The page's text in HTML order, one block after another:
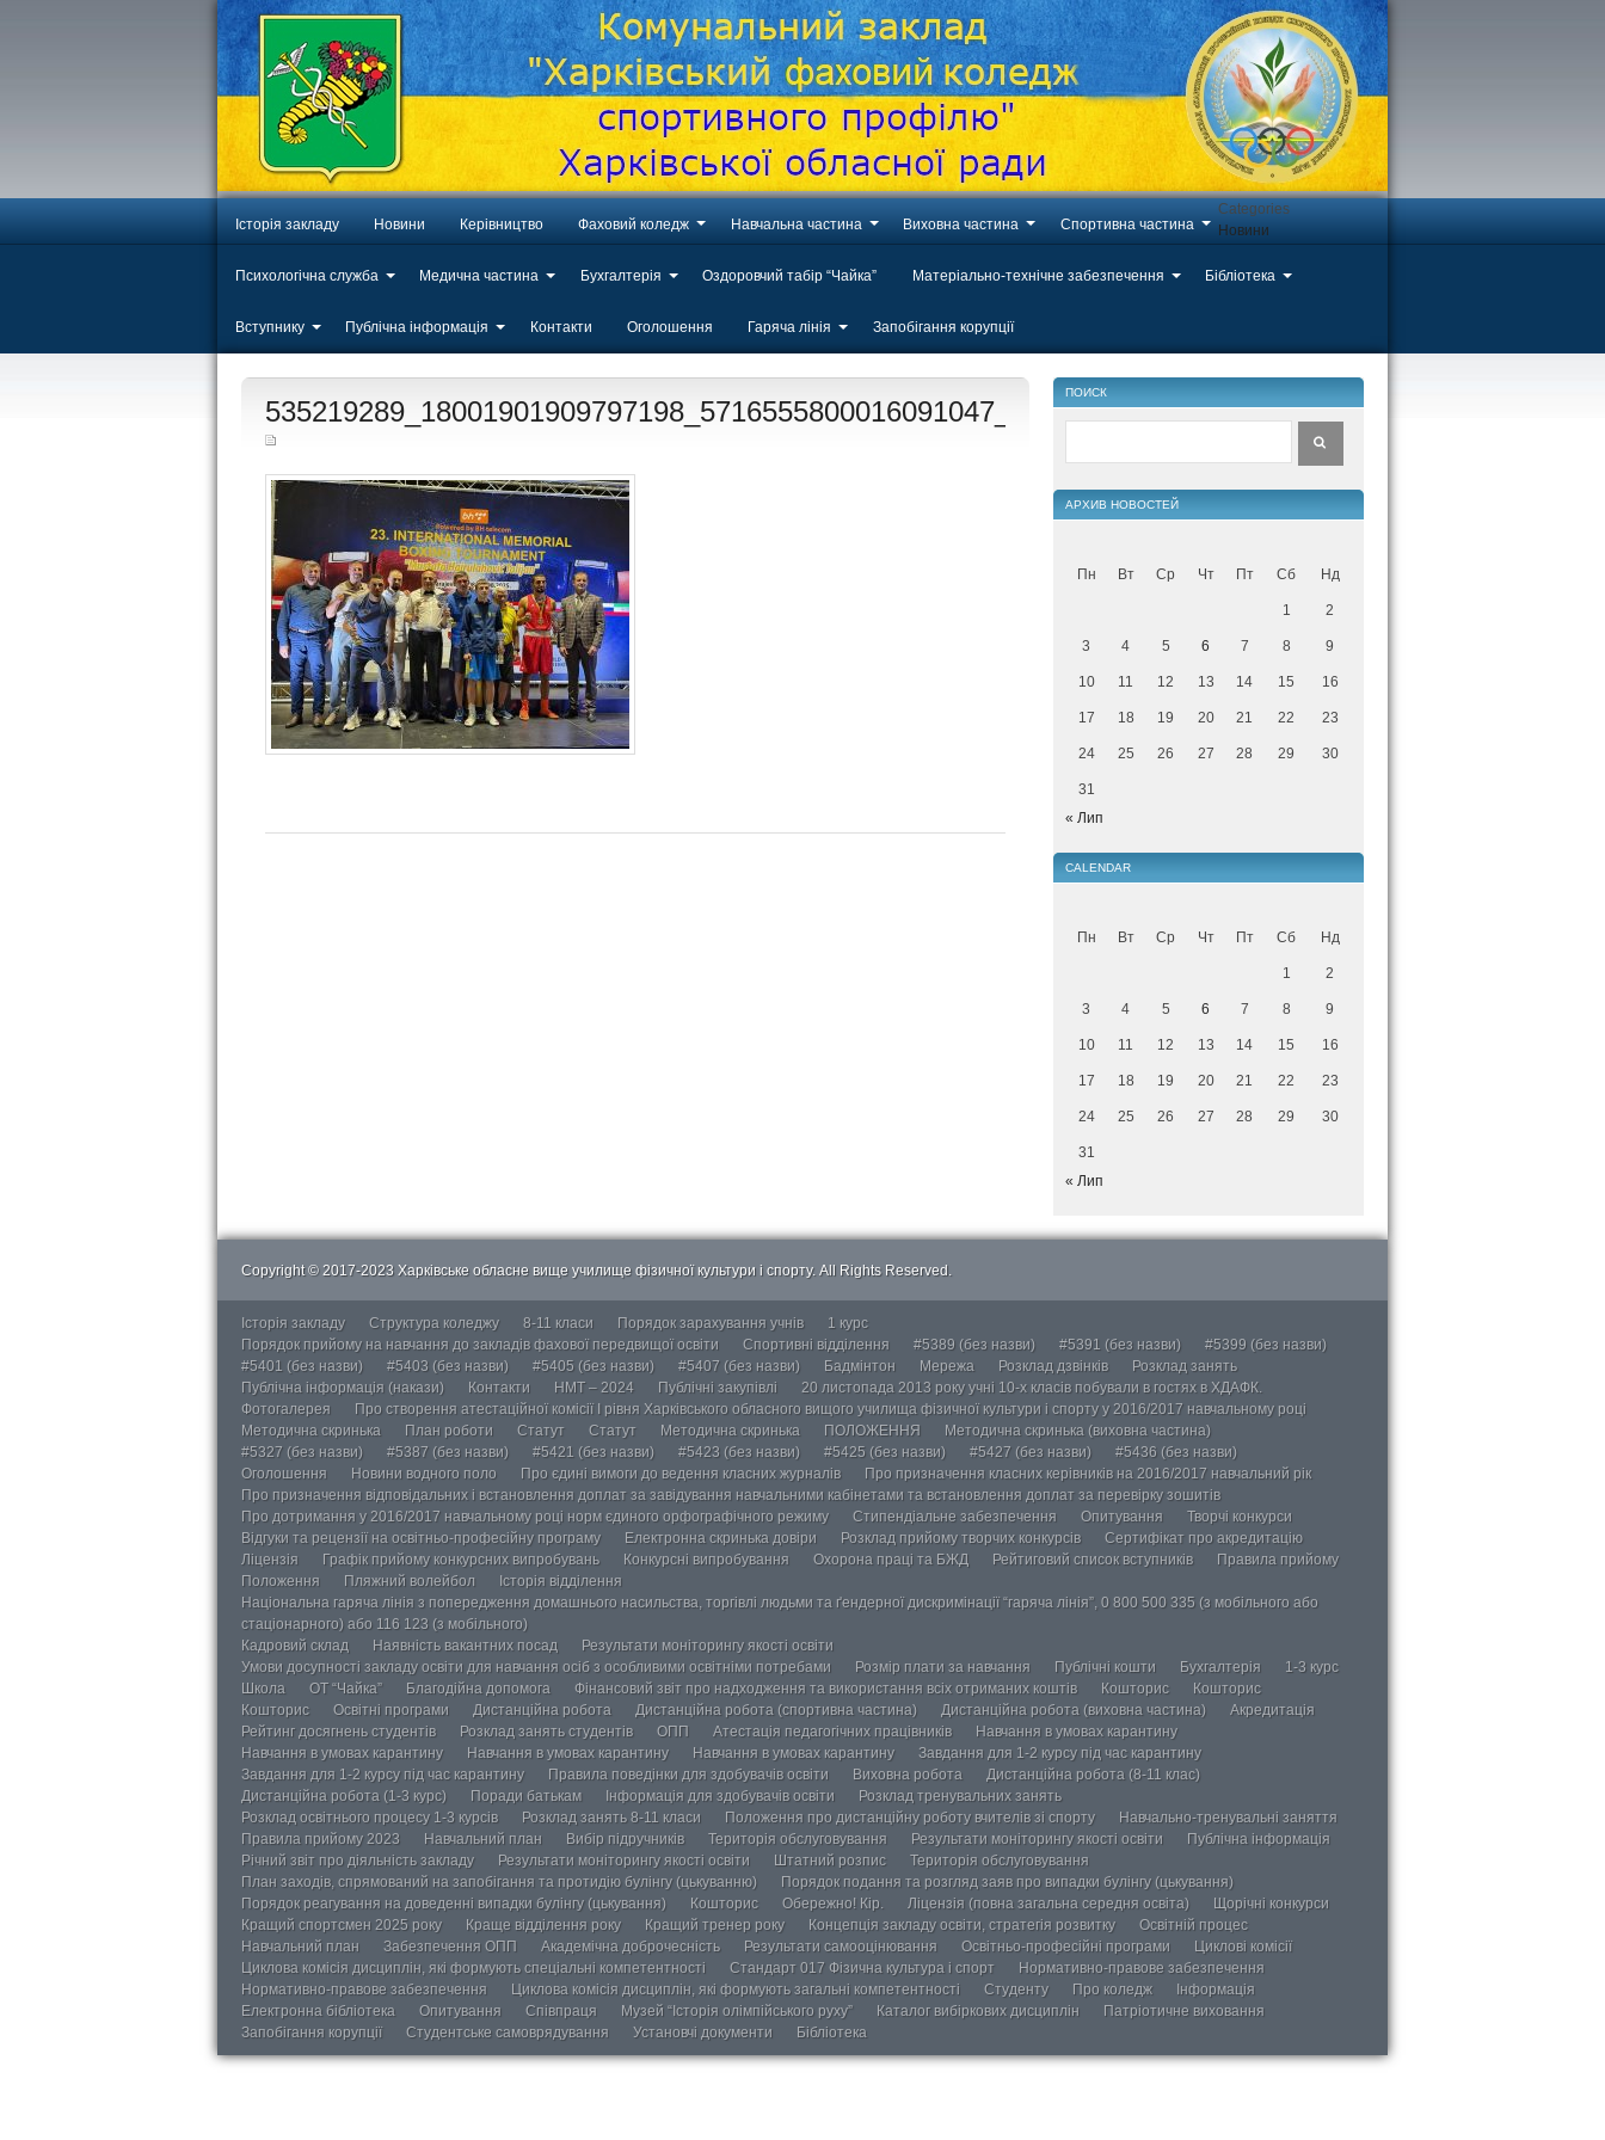
Історія закладу Новини Керівництво Фаховий коледж Навчальна частина Виховна частина Спортивна частина
Психологічна служба Медична частина Бухгалтерія Оздоровчий табір “Чайка” Матеріально-технічне забезпечення Бібліотека
Вступнику Публічна інформація Контакти Оголошення Гаряча лінія Запобігання корупції
Categories
Новини
20
535219289_18001901909797198_5716555800016091047_n
ПОИСК
АРХИВ НОВОСТЕЙ
Пн Вт Ср Чт Пт Сб Нд
1 2
3 4 5 6 7 8 9
10 11 12 13 14 15 16
17 18 19 20 21 22 23
24 25 26 27 28 29 30
31
« Лип
CALENDAR
Пн Вт Ср Чт Пт Сб Нд
1 2
3 4 5 6 7 8 9
10 11 12 13 14 15 16
17 18 19 20 21 22 23
24 25 26 27 28 29 30
31
« Лип
Copyright © 2017-2023 Харківське обласне вище училище фізичної культури і спорту. All Rights Reserved.
Історія закладу Структура коледжу 8-11 класи Порядок зарахування учнів
1 курс
Порядок прийому на навчання до закладів фахової передвищої освіти
Спортивні відділення #5389 (без назви) #5391 (без назви)
#5399 (без назви)
#5401 (без назви)
#5403 (без назви) #5405 (без назви) #5407 (без назви) Бадмінтон Мережа Розклад дзвінків
Розклад занять
Публічна інформація (накази)
Контакти НМТ – 2024 Публічні закупівлі
20 листопада 2013 року учні 10-х класів побували в гостях в ХДАФК.
Фотогалерея
Про створення атестаційної комісії І рівня Харківського обласного вищого училища фізичної культури і спорту у 2016/2017 навчальному році
Методична скринька
План роботи Статут Статут Методична скринька ПОЛОЖЕННЯ
Методична скринька (виховна частина)
#5327 (без назви)
#5387 (без назви) #5421 (без назви) #5423 (без назви) #5425 (без назви) #5427 (без назви)
#5436 (без назви)
Оголошення
Новини водного поло Про єдині вимоги до ведення класних журналів
Про призначення класних керівників на 2016/2017 навчальний рік
Про призначення відповідальних і встановлення доплат за завідування навчальними кабінетами та встановлення доплат за перевірку зошитів
Про дотримання у 2016/2017 навчальному році норм єдиного орфографічного режиму
Стипендіальне забезпечення Опитування
Творчі конкурси
Відгуки та рецензії на освітньо-професійну програму
Електронна скринька довіри Розклад прийому творчих конкурсів
Сертифікат про акредитацію
Ліцензія
Графік прийому конкурсних випробувань Конкурсні випробування Охорона праці та БЖД Рейтиговий список вступників
Правила прийому
Положення
Пляжний волейбол
Історія відділення
Національна гаряча лінія з попередження домашнього насильства, торгівлі людьми та ґендерної дискримінації “гаряча лінія”, 0 800 500 335 (з мобільного або
стаціонарного) або 116 123 (з мобільного)
Кадровий склад
Наявність вакантних посад
Результати моніторингу якості освіти
Умови досупності закладу освіти для навчання осіб з особливими освітніми потребами
Розмір плати за навчання Публічні кошти Бухгалтерія
1-3 курс
Школа
ОТ “Чайка” Благодійна допомога Фінансовий звіт про надходження та використання всіх отриманих коштів Кошторис
Кошторис
Кошторис
Освітні програми Дистанційна робота Дистанційна робота (спортивна частина) Дистанційна робота (виховна частина)
Акредитація
Рейтинг досягнень студентів
Розклад занять студентів ОПП Атестація педагогічних працівників
Навчання в умовах карантину
Навчання в умовах карантину
Навчання в умовах карантину Навчання в умовах карантину
Завдання для 1-2 курсу під час карантину
Завдання для 1-2 курсу під час карантину
Правила поведінки для здобувачів освіти Виховна робота
Дистанційна робота (8-11 клас)
Дистанційна робота (1-3 курс)
Поради батькам Інформація для здобувачів освіти
Розклад тренувальних занять
Розклад освітнього процесу 1-3 курсів
Розклад занять 8-11 класи Положення про дистанційну роботу вчителів зі спорту
Навчально-тренувальні заняття
Правила прийому 2023
Навчальний план Вибір підручників Територія обслуговування Результати моніторингу якості освіти
Публічна інформація
Річний звіт про діяльність закладу
Результати моніторингу якості освіти Штатний розпис
Територія обслуговування
План заходів, спрямований на запобігання та протидію булінгу (цькуванню)
Порядок подання та розгляд заяв про випадки булінгу (цькування)
Порядок реагування на доведенні випадки булінгу (цькування)
Кошторис Обережно! Кір. Ліцензія (повна загальна середня освіта)
Щорічні конкурси
Кращий спортсмен 2025 року
Краще відділення року Кращий тренер року Концепція закладу освіти, стратегія розвитку
Освітній процес
Навчальний план
Забезпечення ОПП Академічна доброчесність Результати самооцінювання Освітньо-професійні програми
Циклові комісії
Циклова комісія дисциплін, які формують спеціальні компетентності
Стандарт 017 Фізична культура і спорт
Нормативно-правове забезпечення
Нормативно-правове забезпечення
Циклова комісія дисциплін, які формують загальні компетентності Студенту Про коледж
Інформація
Електронна бібліотека
Опитування Співпраця Музей “Історія олімпійського руху” Каталог вибіркових дисциплін
Патріотичне виховання
Запобігання корупції
Студентське самоврядування Установчі документи Бібліотека